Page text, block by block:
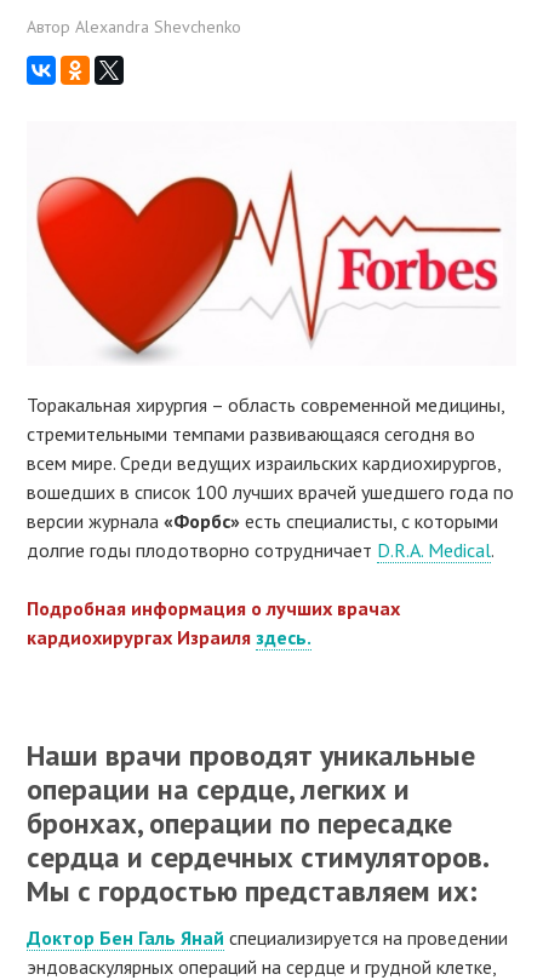
АвторAlexandra Shevchenko
Торакальная хирургия – область современной медицины,
стремительными темпами развивающаяся сегодня во
всем мире. Среди ведущих израильских кардиохирургов,
вошедших в список 100 лучших врачей ушедшего года по
версии журнала«Форбс» есть специалисты, с которыми
долгие годы плодотворно сотрудничает D.R.A. Medical.
Подробная информация о лучших врачах
кардиохирургах Израиляздесь.
Наши врачи проводят уникальные
операции на сердце, легких и
бронхах, операции по пересадке
сердца и сердечных стимуляторов.
Мы с гордостью представляем их:
Доктор Бен Галь Янай специализируется на проведении
эндоваскулярных операций на сердце и грудной клетке,